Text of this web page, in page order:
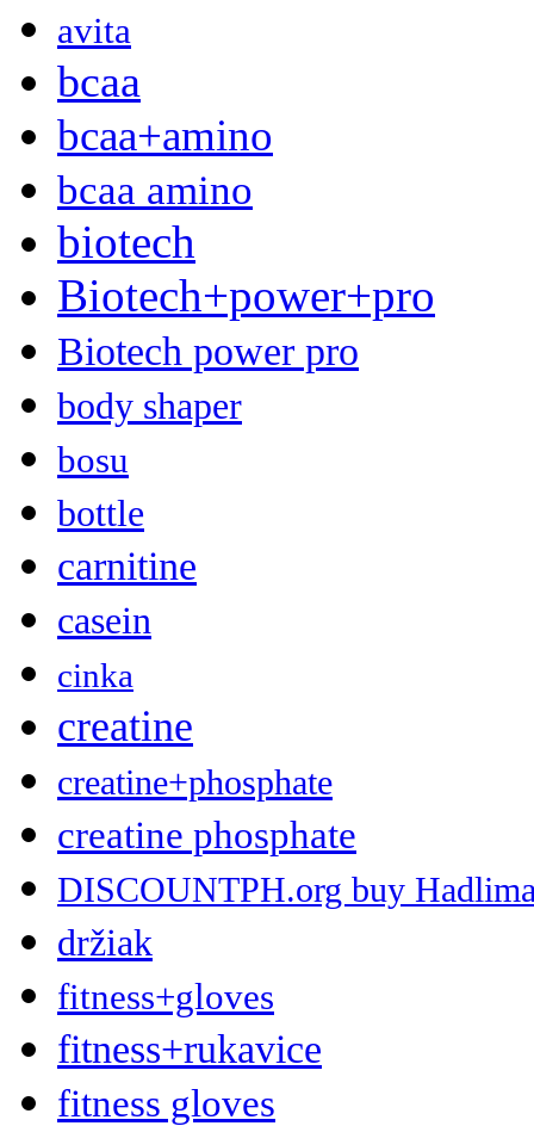
avita
bcaa
bcaa+amino
bcaa amino
biotech
Biotech+power+pro
Biotech power pro
body shaper
bosu
bottle
carnitine
casein
cinka
creatine
creatine+phosphate
creatine phosphate
DISCOUNTPH.org buy
držiak
fitness+gloves
fitness+rukavice
fitness gloves